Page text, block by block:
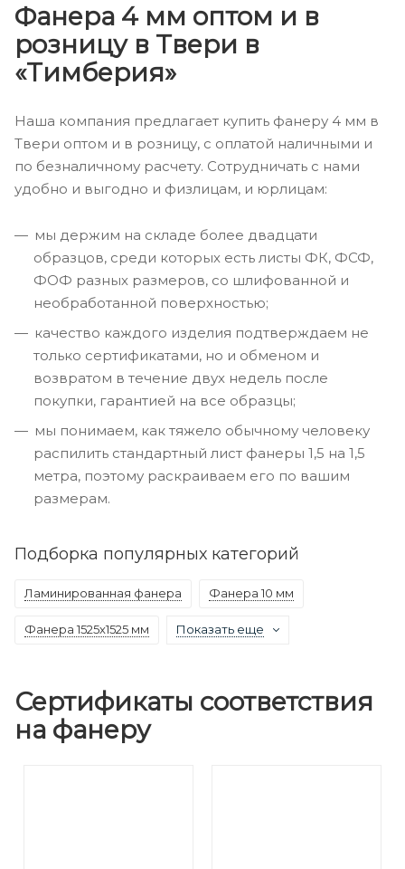
Фанера 4 мм оптом и в
розницу в Твери в
«Тимберия»
Наша компания предлагает купить фанеру 4 мм в
Твери оптом и в розницу, с оплатой наличными и
по безналичному расчету. Сотрудничать с нами
удобно и выгодно и физлицам, и юрлицам:
мы держим на складе более двадцати
образцов, среди которых есть листы ФК, ФСФ,
ФОФ разных размеров, со шлифованной и
необработанной поверхностью;
качество каждого изделия подтверждаем не
только сертификатами, но и обменом и
возвратом в течение двух недель после
покупки, гарантией на все образцы;
мы понимаем, как тяжело обычному человеку
распилить стандартный лист фанеры 1,5 на 1,5
метра, поэтому раскраиваем его по вашим
размерам.
Подборка популярных категорий
Ламинированная фанера Фанера 10 мм
Фанера 1525х1525 мм Показать еще
Сертификаты соответствия
на фанеру